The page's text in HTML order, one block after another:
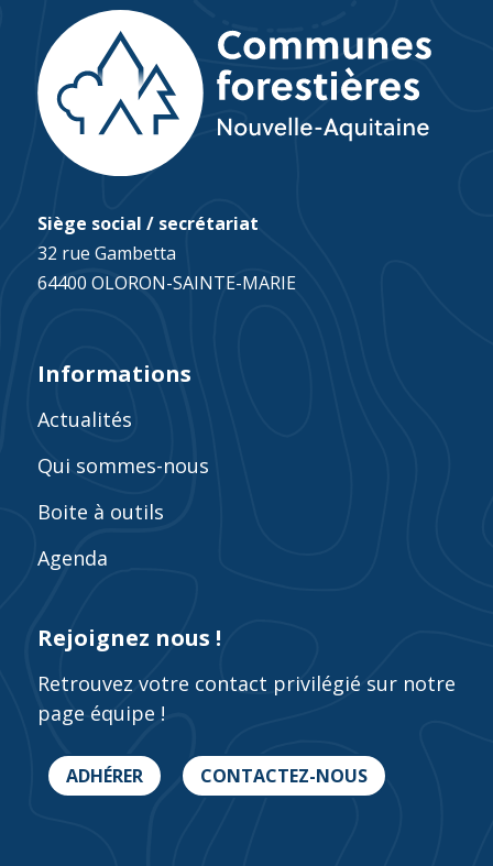
Siège social / secrétariat
32 rue Gambetta
64400 OLORON-SAINTE-MARIE
Informations
Actualités
Qui sommes-nous
Boite à outils
Agenda
Rejoignez nous !
Retrouvez votre contact privilégié sur notre
page équipe !
ADHÉRER CONTACTEZ-NOUS